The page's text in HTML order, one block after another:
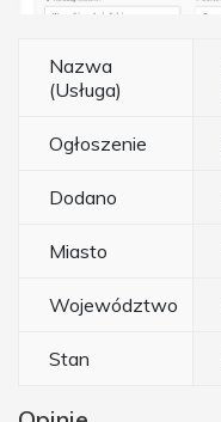
Nazwa
(Usługa)
Ogłoszenie
Dodano
Miasto
Województwo
Stan